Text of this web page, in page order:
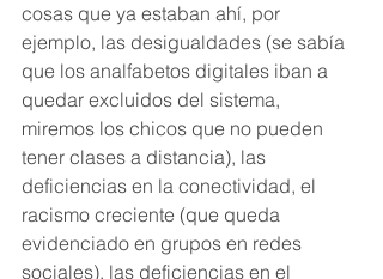
cosas que ya estaban ahí, por
ejemplo, las desigualdades (se sabía
que los analfabetos digitales iban a
quedar excluidos del sistema,
miremos los chicos que no pueden
tener clases a distancia), las
deficiencias en la conectividad, el
racismo creciente (que queda
evidenciado en grupos en redes
sociales), las deficiencias en el